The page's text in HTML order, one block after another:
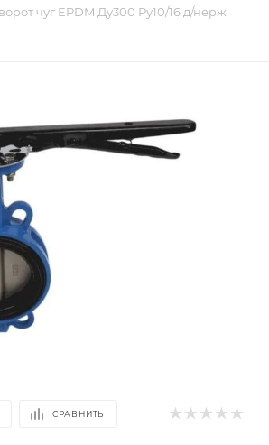
чуг EPDM Ду300 Ру10/16 д/нерж
СРАВНИТЬ